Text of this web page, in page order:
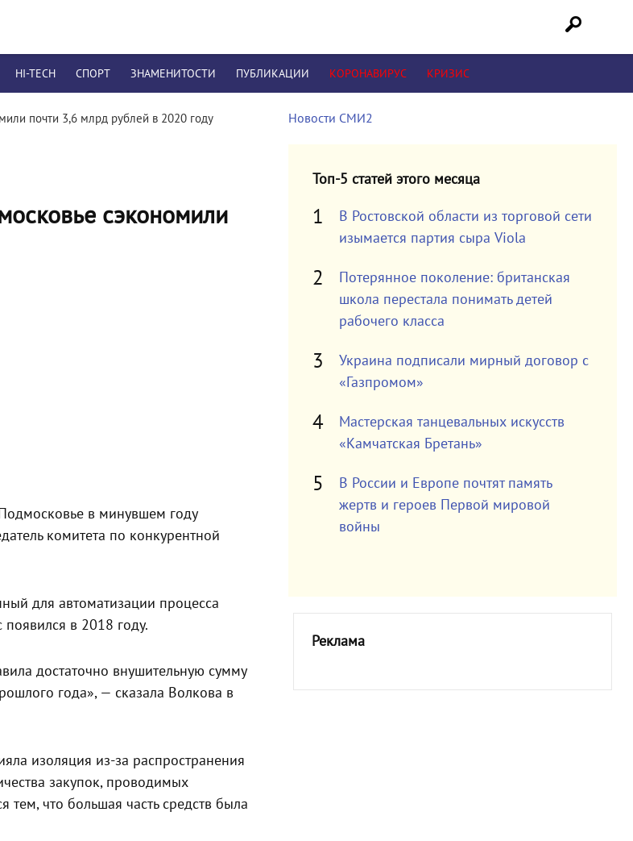
HI-TECH СПОРТ ЗНАМЕНИТОСТИ ПУБЛИКАЦИИ КОРОНАВИРУС КРИЗИС
почти 3,6 млрд рублей в 2020 году
сэкономили
в минувшем году
комитета по конкурентной
для автоматизации процесса
в 2018 году.
достаточно внушительную сумму
года», — сказала Волкова в
изоляция из-за распространения
закупок, проводимых
тем, что большая часть средств была
Новости СМИ2
Топ-5 статей этого месяца
В Ростовской области из торговой сети
изымается партия сыра Viola
Потерянное поколение: британская
школа перестала понимать детей
рабочего класса
Украина подписали мирный договор с
«Газпромом»
Мастерская танцевальных искусств
«Камчатская Бретань»
В России и Европе почтят память
жертв и героев Первой мировой
войны
Реклама